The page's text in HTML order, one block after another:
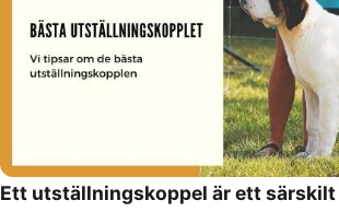
Ett utställningskoppel är ett